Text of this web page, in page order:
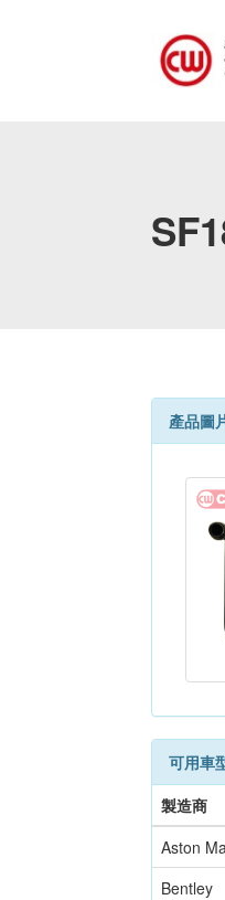
產品圖
可用車
製造商
Aston
Bentley